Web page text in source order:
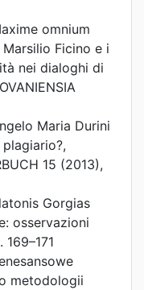
omnium
Ficino e i
nei dialoghi di
Maria Durini
,
15 (2013),
Gorgias
osservazioni
169–171
metodologii